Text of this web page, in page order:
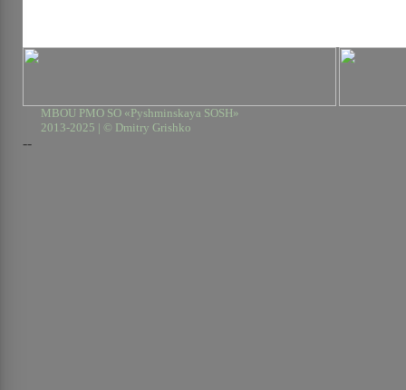
MBOU PMO SO «Pyshminskaya SOSH»
2013-2025 | © Dmitry Grishko
--